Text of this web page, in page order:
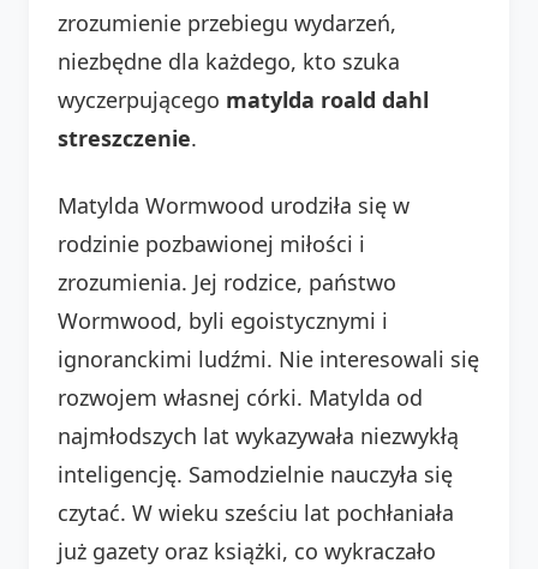
zrozumienie przebiegu wydarzeń,
niezbędne dla każdego, kto szuka
wyczerpującego matylda roald dahl
streszczenie.
Matylda Wormwood urodziła się w
rodzinie pozbawionej miłości i
zrozumienia. Jej rodzice, państwo
Wormwood, byli egoistycznymi i
ignoranckimi ludźmi. Nie interesowali się
rozwojem własnej córki. Matylda od
najmłodszych lat wykazywała niezwykłą
inteligencję. Samodzielnie nauczyła się
czytać. W wieku sześciu lat pochłaniała
już gazety oraz książki, co wykraczało